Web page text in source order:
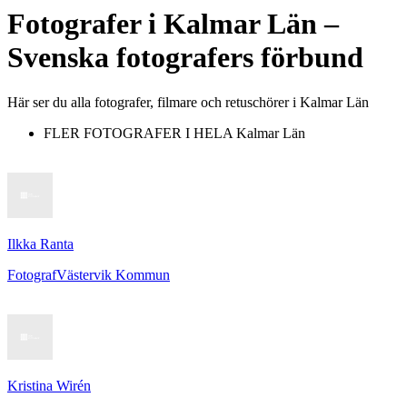
Fotograferi Kalmar Län–
Svenska fotografers förbund
Här ser du alla fotografer, filmare och retuschörer i Kalmar Län
FLER FOTOGRAFER I HELA Kalmar Län
Ilkka Ranta
FotografVästervik Kommun
Kristina Wirén